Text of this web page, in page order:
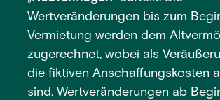
Wertveränderungen bis zum
Vermietung werden dem
zugerechnet, wobei als
die fiktiven Anschaffungskosten
sind. Wertveränderungen ab